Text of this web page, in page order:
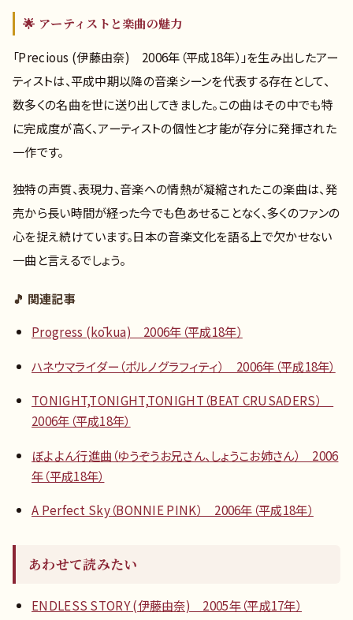
🌟 アーティストと楽曲の魅力
「Precious (伊藤由奈) 2006年（平成18年）」を生み出したアー
ティストは、平成中期以降の音楽シーンを代表する存在として、
数多くの名曲を世に送り出してきました。この曲はその中でも特
に完成度が高く、アーティストの個性と才能が存分に発揮された
一作です。
独特の声質、表現力、音楽への情熱が凝縮されたこの楽曲は、発
売から長い時間が経った今でも色あせることなく、多くのファンの
心を捉え続けています。日本の音楽文化を語る上で欠かせない
一曲と言えるでしょう。
🎵 関連記事
Progress (kōkua) 2006年（平成18年）
ハネウマライダー（ポルノグラフィティ） 2006年（平成18年）
TONIGHT,TONIGHT,TONIGHT（BEAT CRUSADERS）
2006年（平成18年）
ぼよよん行進曲（ゆうぞうお兄さん、しょうこお姉さん） 2006
年（平成18年）
A Perfect Sky（BONNIE PINK） 2006年（平成18年）
あわせて読みたい
ENDLESS STORY (伊藤由奈) 2005年（平成17年）